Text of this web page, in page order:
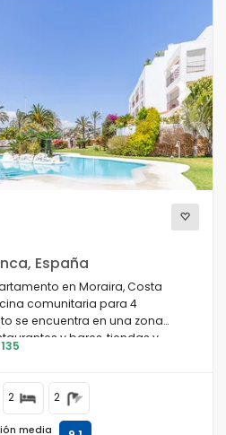
Next
España
en Moraira, Costa
comunitaria para 4
se encuentra en una zona
y bares, tiendas y
km de la playa.
2 2
media